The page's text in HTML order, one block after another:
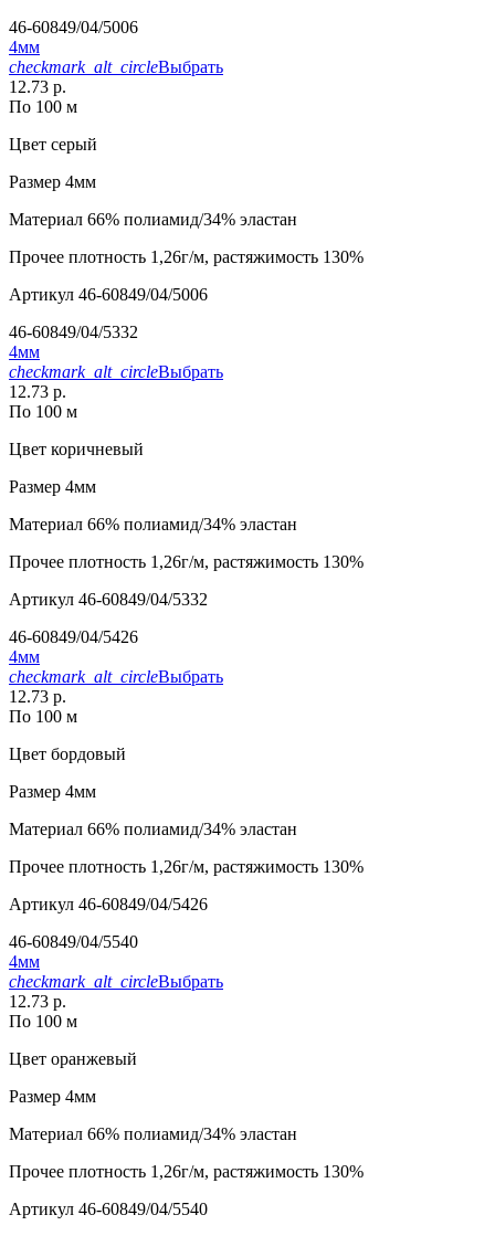
46-60849/04/5006
4мм
checkmark_alt_circleВыбрать
12.73 р.
По 100 м
Цвет серый
Размер 4мм
Материал 66% полиамид/34% эластан
Прочее плотность 1,26г/м, растяжимость 130%
Артикул 46-60849/04/5006
46-60849/04/5332
4мм
checkmark_alt_circleВыбрать
12.73 р.
По 100 м
Цвет коричневый
Размер 4мм
Материал 66% полиамид/34% эластан
Прочее плотность 1,26г/м, растяжимость 130%
Артикул 46-60849/04/5332
46-60849/04/5426
4мм
checkmark_alt_circleВыбрать
12.73 р.
По 100 м
Цвет бордовый
Размер 4мм
Материал 66% полиамид/34% эластан
Прочее плотность 1,26г/м, растяжимость 130%
Артикул 46-60849/04/5426
46-60849/04/5540
4мм
checkmark_alt_circleВыбрать
12.73 р.
По 100 м
Цвет оранжевый
Размер 4мм
Материал 66% полиамид/34% эластан
Прочее плотность 1,26г/м, растяжимость 130%
Артикул 46-60849/04/5540